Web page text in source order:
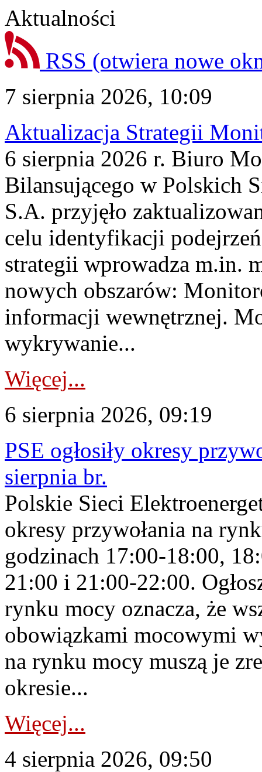
Aktualności
RSS (otwiera nowe
7 sierpnia 2026, 10:09
Aktualizacja Strategii
6 sierpnia 2026 r. Biuro
Bilansującego w Polskich
S.A. przyjęło
celu identyfikacji
strategii wprowadza m.in.
nowych obszarów:
informacji wewnętrznej.
wykrywanie...
Więcej...
6 sierpnia 2026, 09:19
PSE ogłosiły okresy
sierpnia br.
Polskie Sieci
okresy przywołania na
godzinach 17:00-18:00,
21:00 i 21:00-22:00.
rynku mocy oznacza, że
obowiązkami mocowymi
na rynku mocy muszą je
okresie...
Więcej...
4 sierpnia 2026, 09:50